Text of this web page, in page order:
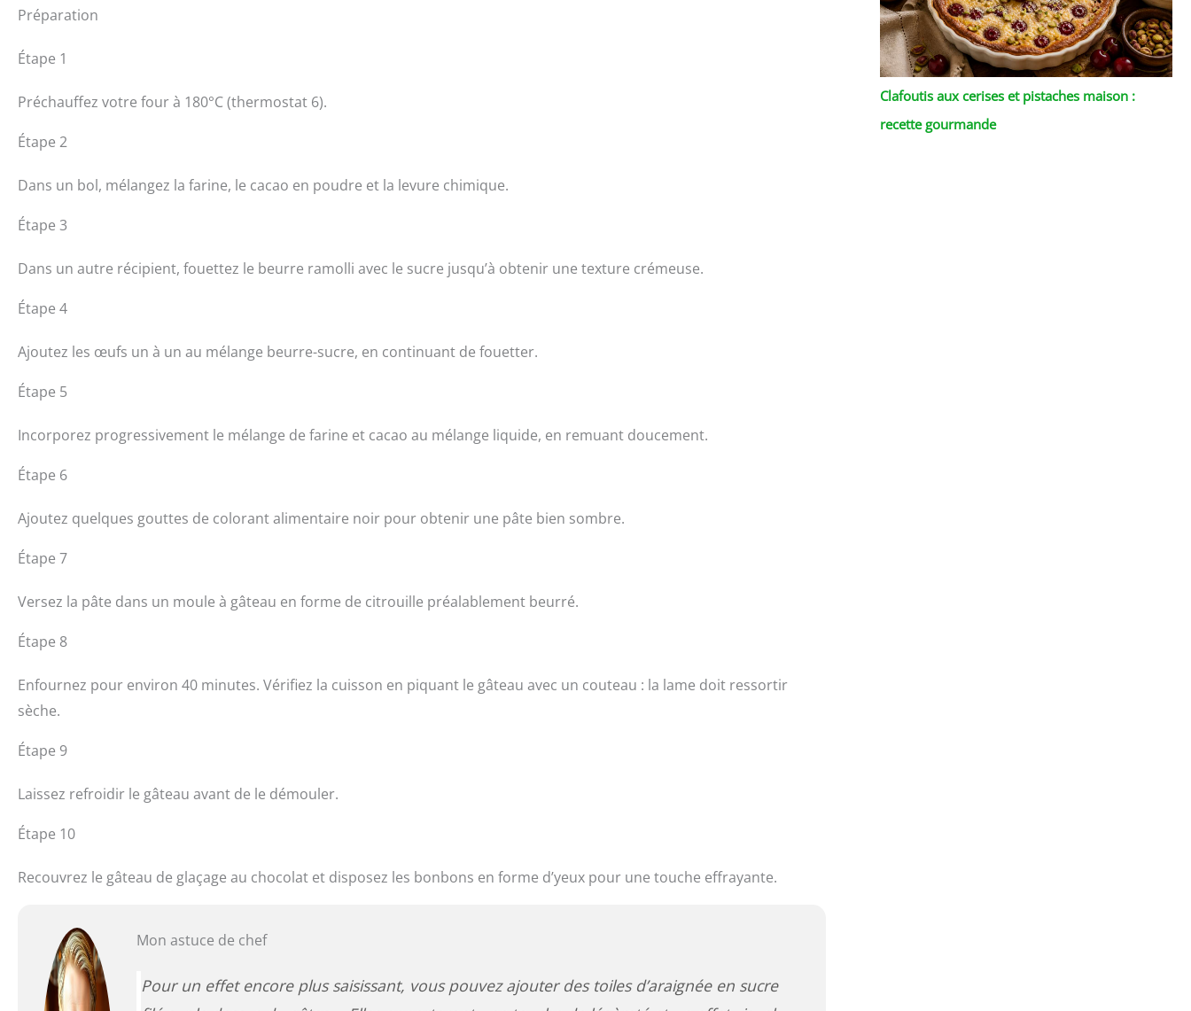
Préparation
Étape 1
Préchauffez votre four à 180°C (thermostat 6).
Étape 2
Dans un bol, mélangez la farine, le cacao en poudre et la levure chimique.
Étape 3
Dans un autre récipient, fouettez le beurre ramolli avec le sucre jusqu’à obtenir une texture crémeuse.
Étape 4
Ajoutez les œufs un à un au mélange beurre-sucre, en continuant de fouetter.
Étape 5
Incorporez progressivement le mélange de farine et cacao au mélange liquide, en remuant doucement.
Étape 6
Ajoutez quelques gouttes de colorant alimentaire noir pour obtenir une pâte bien sombre.
Étape 7
Versez la pâte dans un moule à gâteau en forme de citrouille préalablement beurré.
Étape 8
Enfournez pour environ 40 minutes. Vérifiez la cuisson en piquant le gâteau avec un couteau : la lame doit ressortir
sèche.
Étape 9
Laissez refroidir le gâteau avant de le démouler.
Étape 10
Recouvrez le gâteau de glaçage au chocolat et disposez les bonbons en forme d’yeux pour une touche effrayante.
Mon astuce de chef
Pour un effet encore plus saisissant, vous pouvez ajouter des toiles d’araignée en sucre
Clafoutis aux cerises et pistaches maison :
recette gourmande